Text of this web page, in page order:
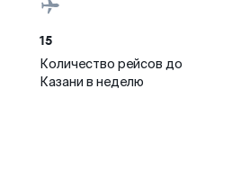
15
Количество рейсов до
Казани в неделю